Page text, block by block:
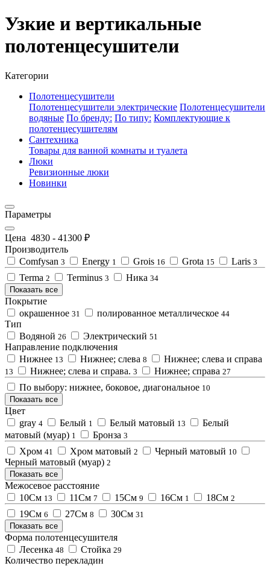
Узкие и вертикальные
полотенцесушители
Категории
Полотенцесушители
Полотенцесушители электрические Полотенцесушители
водяные По бренду: По типу: Комплектующие к
полотенцесушителям
Сантехника
Товары для ванной комнаты и туалета
Люки
Ревизионные люки
Новинки
Параметры
Цена 4830 - 41300 ₽
Производитель
Comfysan 3 Energy 1 Grois 16 Grota 15 Laris 3
Terma 2 Terminus 3 Ника 34
Показать все
Покрытие
окрашенное 31 полированное металлическое 44
Тип
Водяной 26 Электрический 51
Направление подключения
Нижнее 13 Нижнее; слева 8 Нижнее; слева и справа
13 Нижнее; слева и справа. 3 Нижнее; справа 27
По выбору: нижнее, боковое, диагональное 10
Показать все
Цвет
gray 4 Белый 1 Белый матовый 13
Белый
матовый (муар) 1 Бронза 3
Хром 41 Хром матовый 2 Черный матовый 10
Черный матовый (муар) 2
Показать все
Межосевое расстояние
10См 13 11См 7 15См 9 16См 1 18См 2
19См 6 27См 8 30См 31
Показать все
Форма полотенцесушителя
Лесенка 48 Стойка 29
Количество перекладин